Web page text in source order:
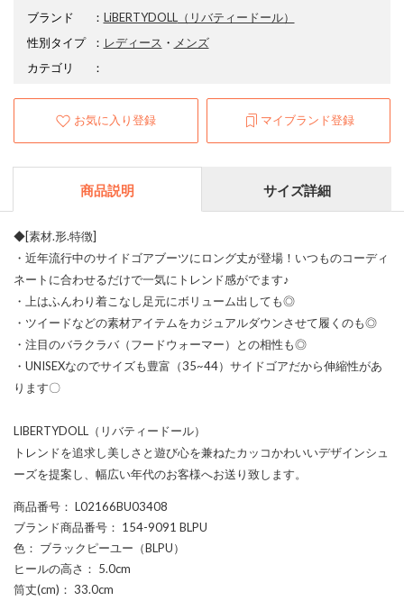
ブランド
： LiBERTYDOLL
（リバティードール）
性別タイプ
： レディース ・ メンズ
カテゴリ
：
お気に入り登録 マイブランド登録
商品説明 サイズ詳細
◆[素材.形.特徴]
・近年流行中のサイドゴアブーツにロング丈が登場！いつものコーディ
ネートに合わせるだけで一気にトレンド感がでます♪
・上はふんわり着こなし足元にボリューム出しても◎
・ツイードなどの素材アイテムをカジュアルダウンさせて履くのも◎
・注目のバラクラバ（フードウォーマー）との相性も◎
・UNISEXなのでサイズも豊富（35~44）サイドゴアだから伸縮性があ
ります〇
LIBERTYDOLL（リバティードール）
トレンドを追求し美しさと遊び心を兼ねたカッコかわいいデザインシュ
ーズを提案し、幅広い年代のお客様へお送り致します。
商品番号 ： L02166BU03408
ブランド商品番号 ： 154-9091 BLPU
色 ： ブラックピーユー（BLPU）
ヒールの高さ ： 5.0cm
筒丈(cm) ： 33.0cm